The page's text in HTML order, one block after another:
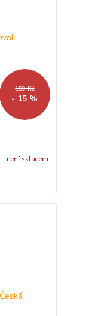
159 Kč
- 15 %
není skladem